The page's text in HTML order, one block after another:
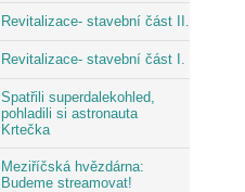
Revitalizace- stavební část II.
Revitalizace- stavební část I.
Spatřili superdalekohled,
pohladili si astronauta
Krtečka
Meziříčská hvězdárna:
Budeme streamovat!